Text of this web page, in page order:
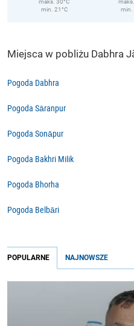
maks. 30°C
min. 21°C
min.
Miejsca w pobliżu Dabhra
Pogoda Dabhra
Pogoda Sāranpur
Pogoda Sonāpur
Pogoda Bakhri Milik
Pogoda Bhorha
Pogoda Belbāri
POPULARNE NAJNOWSZE